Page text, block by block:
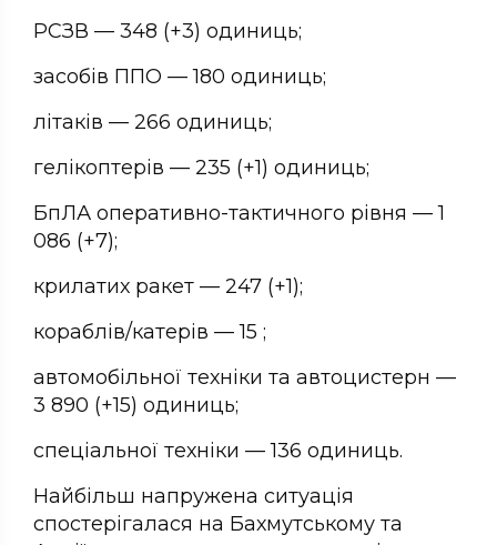
РСЗВ — 348 (+3) одиниць;
засобів ППО — 180 одиниць;
літаків — 266 одиниць;
гелікоптерів — 235 (+1) одиниць;
БпЛА оперативно-тактичного рівня — 1
086 (+7);
крилатих ракет — 247 (+1);
кораблів/катерів — 15 ;
автомобільної техніки та автоцистерн —
3 890 (+15) одиниць;
спеціальної техніки — 136 одиниць.
Найбільш напружена ситуація
спостерігалася на Бахмутському та